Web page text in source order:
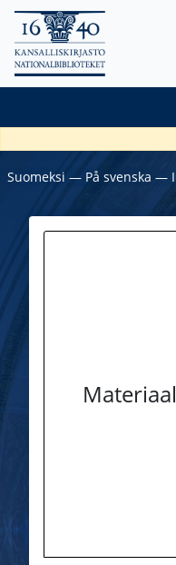
Suomeksi ― På svenska ―